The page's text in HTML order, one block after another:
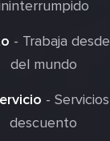
- Trabaja
del mundo
-
descuento